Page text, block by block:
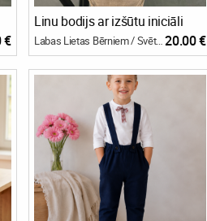
€
Linu bodijs ar izšūtu iniciāli
Labas Lietas Bērniem / Svētku bode 20.00 €